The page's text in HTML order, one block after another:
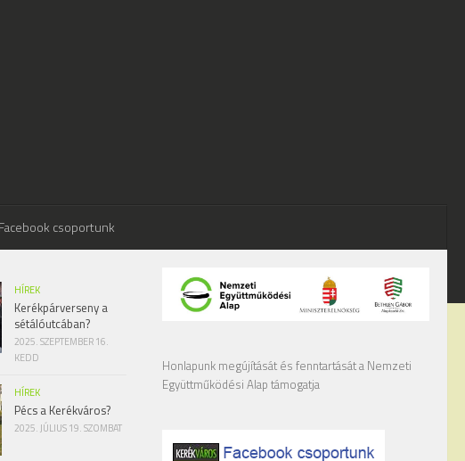
Facebook csoportunk
Honlapunk megújítását és fenntartását a Nemzeti
Együttműködési Alap támogatja
HÍREK
Kerékpárverseny a
sétálóutcában?
2025. SZEPTEMBER 16.
KEDD
HÍREK
Pécs a Kerékváros?
2025. JÚLIUS 19. SZOMBAT